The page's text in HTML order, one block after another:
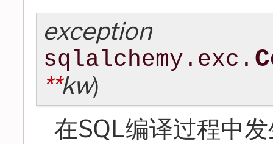
exception
sqlalchemy.exc.
**kw)
在SQL编译过程中